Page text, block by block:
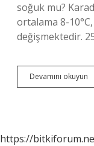
soğuk mu?
ortalama 8-10°C,
değişmektedir.
Devamını okuyun
https://